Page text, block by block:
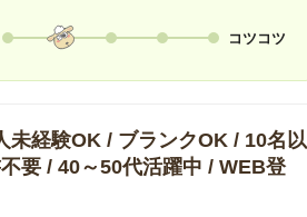
コツコツ
未経験OK / ブランクOK / 10名以
要 / 40～50代活躍中 / WEB登